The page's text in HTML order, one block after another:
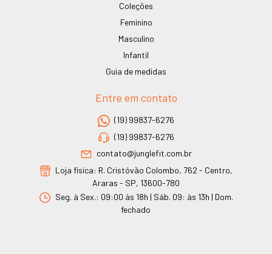
Coleções
Feminino
Masculino
Infantil
Guia de medidas
Entre em contato
(19) 99837-6276
(19) 99837-6276
contato@junglefit.com.br
Loja física: R. Cristóvão Colombo, 762 - Centro,
Araras - SP, 13600-780
Seg. à Sex.: 09:00 às 18h | Sáb. 09: às 13h | Dom.
fechado